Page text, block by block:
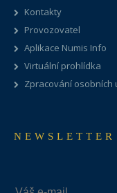
Kontakty
Provozovatel
Aplikace Numis Info
Virtuální prohlídka
Zpracování osobních
NEWSLETTER